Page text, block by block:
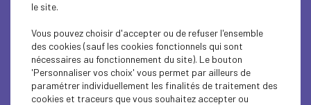
le site.
Vous pouvez choisir d'accepter ou de refuser l'ensemble
des cookies (sauf les cookies fonctionnels qui sont
nécessaires au fonctionnement du site). Le bouton
'Personnaliser vos choix' vous permet par ailleurs de
paramétrer individuellement les finalités de traitement des
cookies et traceurs que vous souhaitez accepter ou